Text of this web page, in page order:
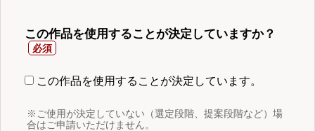
この作品を使用することが決定していますか？
この作品を使用することが決定しています。
※ご使用が決定していない（選定段階、提案段階など）場
合はご申請いただけません。